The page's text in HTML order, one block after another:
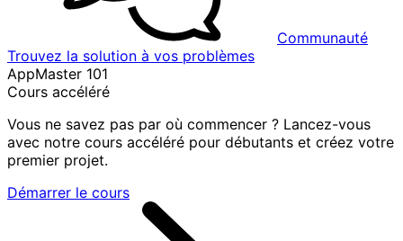
Communauté
Trouvez la solution à vos problèmes
AppMaster 101
Cours accéléré
Vous ne savez pas par où commencer ? Lancez-vous
avec notre cours accéléré pour débutants et créez votre
premier projet.
Démarrer le cours